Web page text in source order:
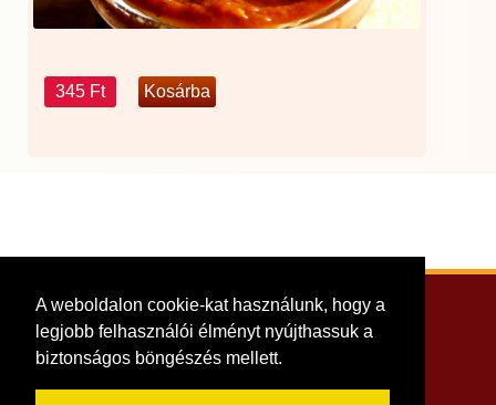
A weboldalon cookie-kat használunk, hogy a
legjobb felhasználói élményt nyújthassuk a
biztonságos böngészés mellett.
345 Ft
Adatkezelési tájékoztató
Tündérkonyha Étterem